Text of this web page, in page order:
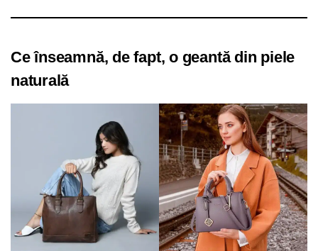
Ce înseamnă, de fapt, o geantă din piele
naturală